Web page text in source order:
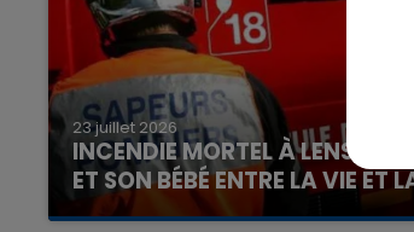
23 juillet 2026
INCENDIE MORTEL À LENS : UNE
ET SON BÉBÉ ENTRE LA VIE ET
Un homme s'est immolé par le feu